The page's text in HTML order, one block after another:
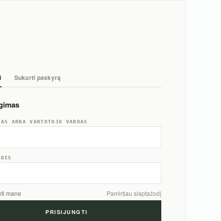
Sukurti paskyrą
ARBA VARTOTOJO VARDAS
mane Pamiršau slaptažodį